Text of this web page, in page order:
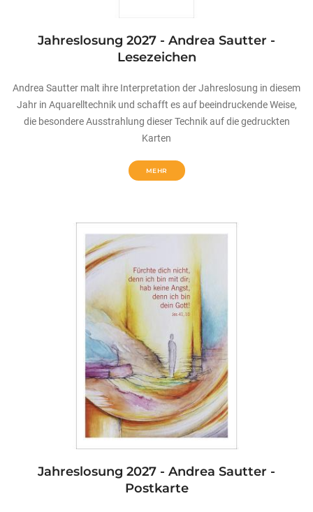
Jahreslosung 2027 - Andrea Sautter -
Lesezeichen
Andrea Sautter malt ihre Interpretation der Jahreslosung in diesem
Jahr in Aquarelltechnik und schafft es auf beeindruckende Weise,
die besondere Ausstrahlung dieser Technik auf die gedruckten
Karten
MEHR
Jahreslosung 2027 - Andrea Sautter -
Postkarte